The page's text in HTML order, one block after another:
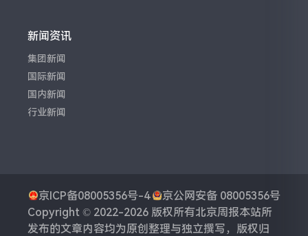
新闻资讯
集团新闻
国际新闻
国内新闻
行业新闻
京ICP备08005356号-4
京公网安备 08005356号
Copyright © 2022-2026 版权所有北京周报本站所
发布的文章内容均为原创整理与独立撰写，版权归